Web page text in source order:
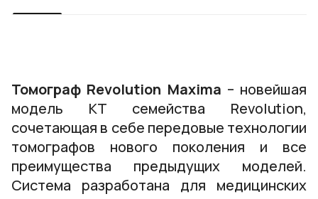
Томограф Revolution Maxima – новейшая
модель КТ семейства Revolution,
сочетающая в себе передовые технологии
томографов нового поколения и все
преимущества предыдущих моделей.
Система разработана для медицинских